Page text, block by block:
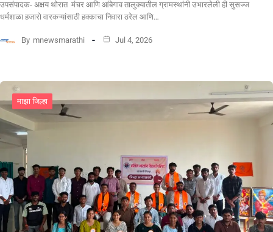
उपसंपादक- अक्षय थोरात मंचर आणि आंबेगाव तालुक्यातील ग्रामस्थांनी उभारलेली ही सुसज्ज
धर्मशाळा हजारो वारकऱ्यांसाठी हक्काचा निवारा ठरेल आणि…
By mnewsmarathi Jul 4, 2026
माझा जिल्हा